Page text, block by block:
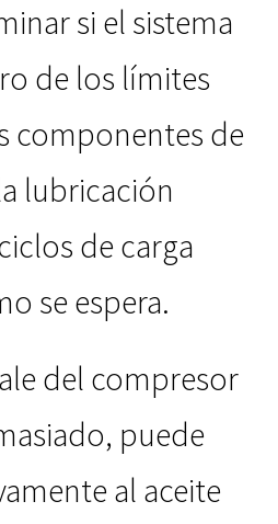
si el sistema
de los límites
componentes de
lubricación
de carga
se espera.
del compresor
puede
al aceite